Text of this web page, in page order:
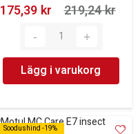
175,39 kr‎
219,24 kr‎
Lägg i varukorg
Soodushind -19%
Soodushind -19%